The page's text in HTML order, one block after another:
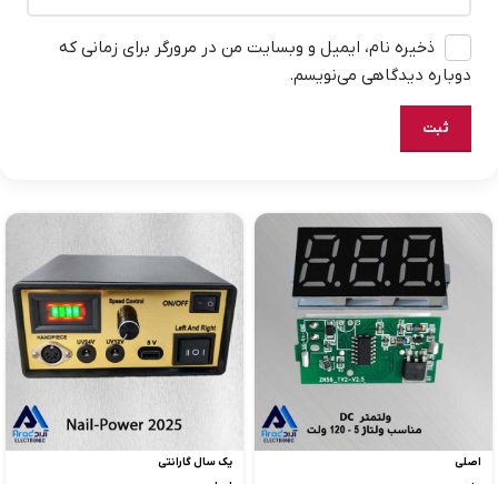
ذخیره نام، ایمیل و وبسایت من در مرورگر برای زمانی که
دوباره دیدگاهی می‌نویسم.
اصلی
یک سال گارانتی